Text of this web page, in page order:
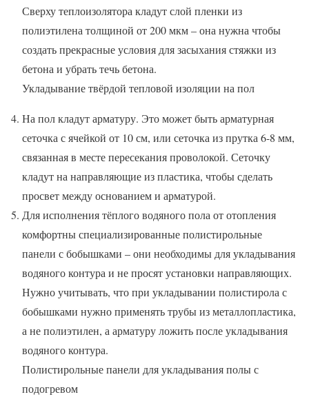
Сверху теплоизолятора кладут слой пленки из
полиэтилена толщиной от 200 мкм – она нужна чтобы
создать прекрасные условия для засыхания стяжки из
бетона и убрать течь бетона.
Укладывание твёрдой тепловой изоляции на пол
На пол кладут арматуру. Это может быть арматурная
сеточка с ячейкой от 10 см, или сеточка из прутка 6-8 мм,
связанная в месте пересекания проволокой. Сеточку
кладут на направляющие из пластика, чтобы сделать
просвет между основанием и арматурой.
Для исполнения тёплого водяного пола от отопления
комфортны специализированные полистирольные
панели с бобышками – они необходимы для укладывания
водяного контура и не просят установки направляющих.
Нужно учитывать, что при укладывании полистирола с
бобышками нужно применять трубы из металлопластика,
а не полиэтилен, а арматуру ложить после укладывания
водяного контура.
Полистирольные панели для укладывания полы с
подогревом